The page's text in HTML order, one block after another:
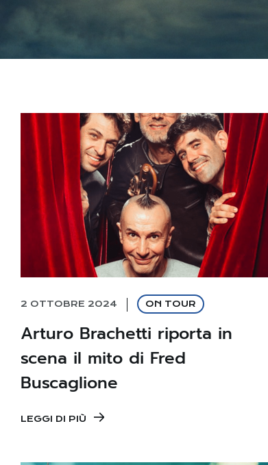
2 OTTOBRE 2024 ON TOUR
Arturo Brachetti riporta in
scena il mito di Fred
Buscaglione
LEGGI DI PIÙ